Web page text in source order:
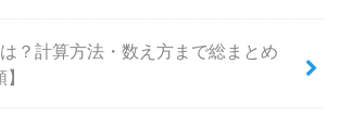
？計算方法・数え方まで総まとめ